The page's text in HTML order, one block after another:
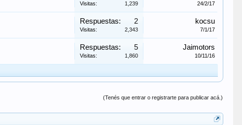
Visitas: 1,239 24/2/17
Respuestas: 2
Visitas: 2,343
kocsu
7/1/17
Respuestas: 5
Visitas: 1,860
Jaimotors
10/11/16
(Tenés que entrar o registrarte para publicar acá.)